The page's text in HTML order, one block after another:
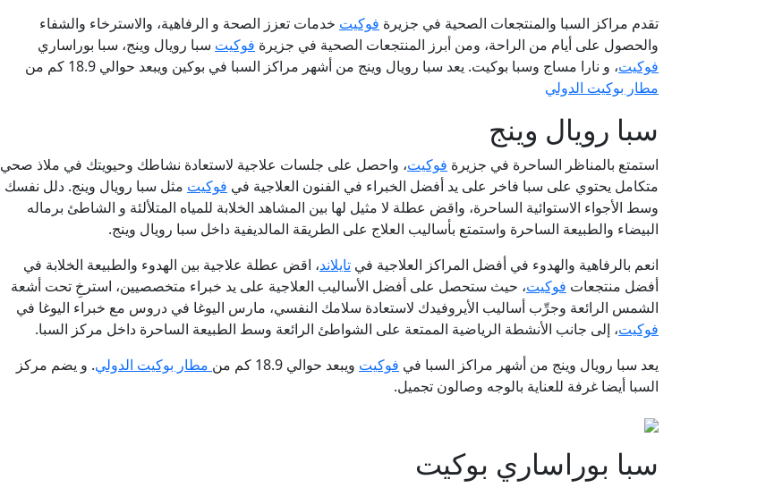
تقدم مراكز السبا والمنتجعات الصحية في جزيرة فوكيت خدمات تعزز الصحة و الرفاهية، والاسترخاء والشفاء
والحصول على أيام من الراحة، ومن أبرز المنتجعات الصحية في جزيرة فوكيت سبا رويال وينج، سبا بوراساري
فوكيت، و نارا مساج وسبا بوكيت. يعد سبا رويال وينج من أشهر مراكز السبا في بوكين ويبعد حوالي 18.9 كم من
مطار بوكيت الدولي
سبا رويال وينج
استمتع بالمناظر الساحرة في جزيرة فوكيت، واحصل على جلسات علاجية لاستعادة نشاطك وحيويتك في ملاذ صحي
متكامل يحتوي على سبا فاخر على يد أفضل الخبراء في الفنون العلاجية في فوكيت مثل سبا رويال وينج. دلل نفسك
وسط الأجواء الاستوائية الساحرة، واقض عطلة لا مثيل لها بين المشاهد الخلابة للمياه المتلألئة و الشاطئ برماله
البيضاء والطبيعة الساحرة واستمتع بأساليب العلاج على الطريقة المالديفية داخل سبا رويال وينج.
انعم بالرفاهية والهدوء في أفضل المراكز العلاجية في تايلاند، اقض عطلة علاجية بين الهدوء والطبيعة الخلابة في
أفضل منتجعات فوكيت، حيث ستحصل على أفضل الأساليب العلاجية على يد خبراء متخصصيين، استرخِ تحت أشعة
الشمس الرائعة وجرِّب أساليب الأيروفيدك لاستعادة سلامك النفسي، مارس اليوغا في دروس مع خبراء اليوغا في
فوكيت، إلى جانب الأنشطة الرياضية الممتعة على الشواطئ الرائعة وسط الطبيعة الساحرة داخل مركز السبا.
يعد سبا رويال وينج من أشهر مراكز السبا في فوكيت ويبعد حوالي 18.9 كم من مطار بوكيت الدولي. و يضم مركز
السبا أيضا غرفة للعناية بالوجه وصالون تجميل.
سبا بوراساري بوكيت